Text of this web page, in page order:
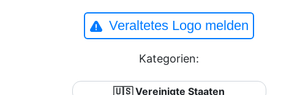
Veraltetes Logo melden
Kategorien:
🇺🇸 Vereinigte Staaten